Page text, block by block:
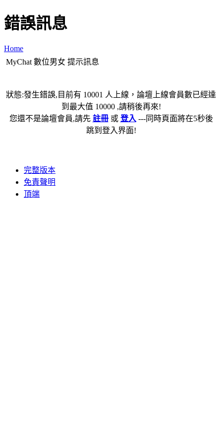
錯誤訊息
Home
MyChat 數位男女 提示訊息
狀態:發生錯誤,目前有 10001 人上線，論壇上線會員數已經達
到最大值 10000 ,請稍後再來!
您還不是論壇會員,請先 註冊或 登入 ---同時頁面將在5秒後
跳到登入界面!
完整版本
免責聲明
頂端